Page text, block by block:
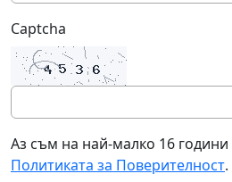
Captcha
Аз съм на най-малко 16
Политиката за Поверителност.